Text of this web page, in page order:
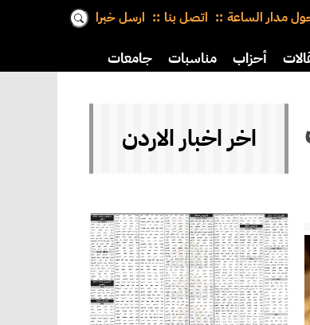
مدار الساعة اتصل بنا ارسل خبرا
أحزاب مناسبات جامعات
اخر اخبار الاردن